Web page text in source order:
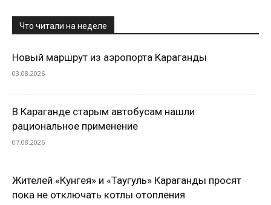
Что читали на неделе
Новый маршрут из аэропорта Караганды
03.08.2026
В Караганде старым автобусам нашли
рациональное применение
07.08.2026
Жителей «Кунгея» и «Таугуль» Караганды просят
пока не отключать котлы отопления